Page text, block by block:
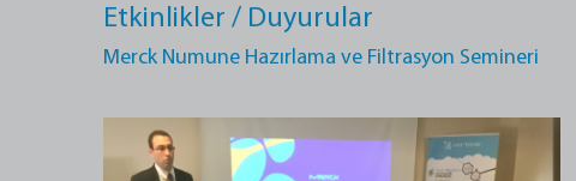
Etkinlikler / Duyurular
Merck Numune Hazırlama ve Filtrasyon Semineri